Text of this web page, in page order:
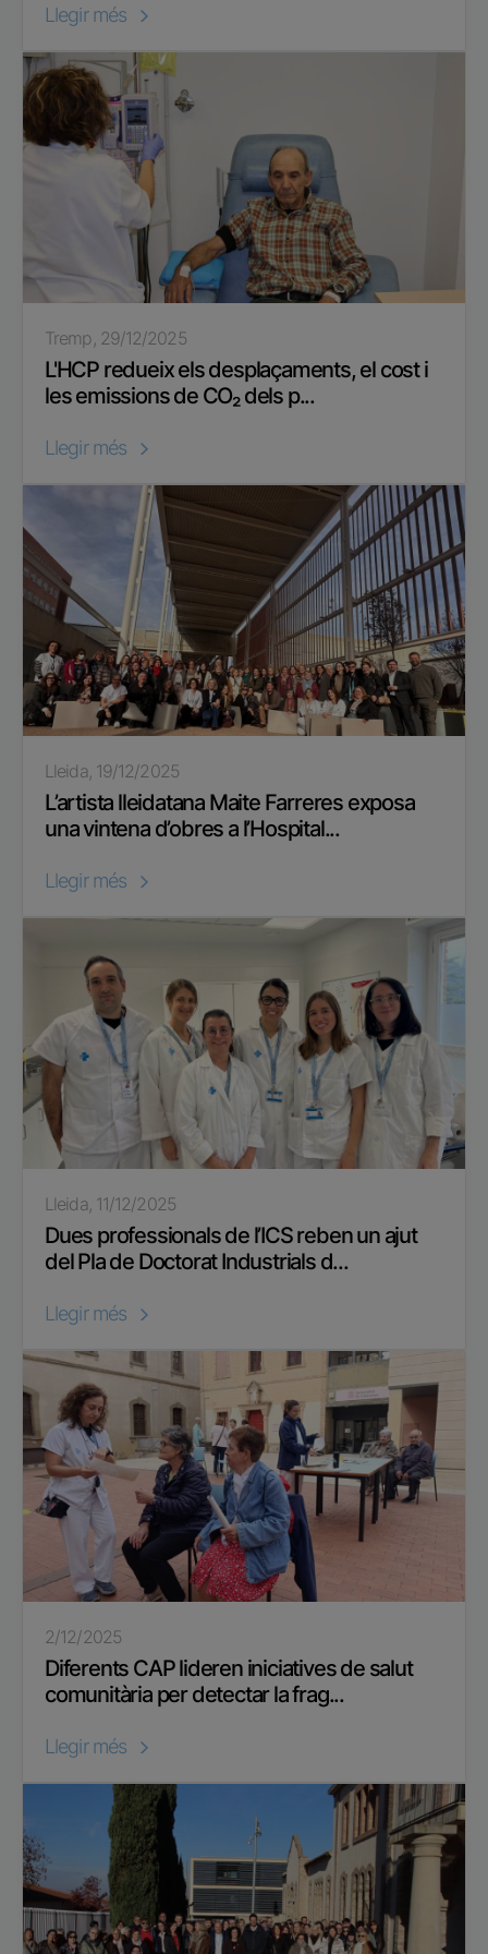
Llegir més
Tremp, 29/12/2025
L'HCP redueix els desplaçaments, el cost i
les emissions de CO₂ dels p...
Llegir més
Lleida, 19/12/2025
L’artista lleidatana Maite Farreres exposa
una vintena d’obres a l’Hospital...
Llegir més
Lleida, 11/12/2025
Dues professionals de l’ICS reben un ajut
del Pla de Doctorat Industrials d...
Llegir més
2/12/2025
Diferents CAP lideren iniciatives de salut
comunitària per detectar la frag...
Llegir més